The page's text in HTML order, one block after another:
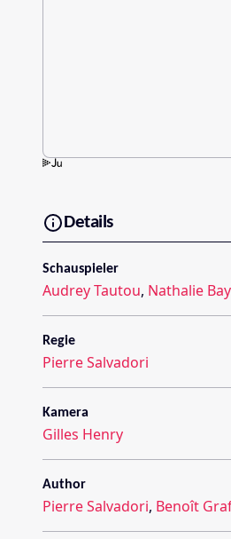
Details
Schauspieler
Audrey Tautou, Nathalie
Regie
Pierre Salvadori
Kamera
Gilles Henry
Author
Pierre Salvadori, Benoît